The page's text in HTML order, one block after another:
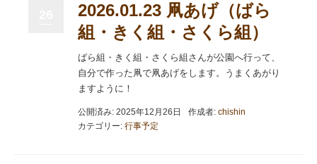
2026.01.23 凧あげ（ばら
組・きく組・さくら組）
ばら組・きく組・さくら組さんが公園へ行って、
自分で作った凧で凧あげをします。うまくあがり
ますように！
公開済み: 2025年12月26日 作成者: chishin
カテゴリー: 行事予定